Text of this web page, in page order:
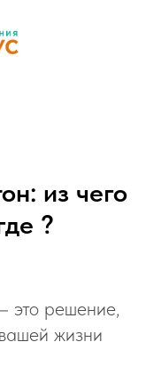
из чего
?
это решение,
жизни